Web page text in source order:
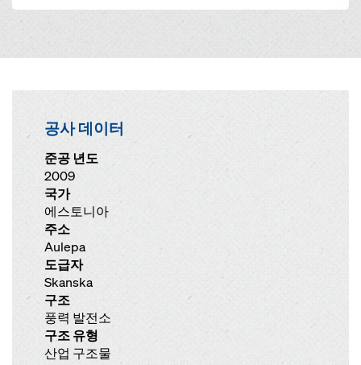
공사 데이터
준공 년도
2009
국가
에스토니아
주소
Aulepa
도급자
Skanska
구조
풍력 발전소
구조 유형
산업 구조물